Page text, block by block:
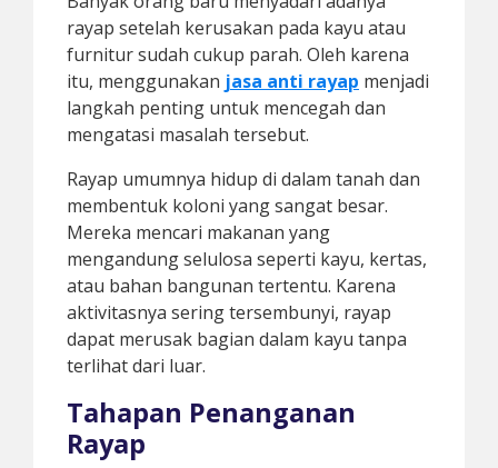
rayap setelah kerusakan pada kayu atau
furnitur sudah cukup parah. Oleh karena
itu, menggunakan jasa anti rayap menjadi
langkah penting untuk mencegah dan
mengatasi masalah tersebut.
Rayap umumnya hidup di dalam tanah dan
membentuk koloni yang sangat besar.
Mereka mencari makanan yang
mengandung selulosa seperti kayu, kertas,
atau bahan bangunan tertentu. Karena
aktivitasnya sering tersembunyi, rayap
dapat merusak bagian dalam kayu tanpa
terlihat dari luar.
Tahapan Penanganan
Rayap